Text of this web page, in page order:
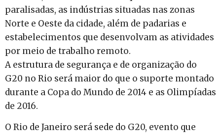
paralisadas, as indústrias situadas nas zonas
Norte e Oeste da cidade, além de padarias e
estabelecimentos que desenvolvam as atividades
por meio de trabalho remoto.
A estrutura de segurança e de organização do
G20 no Rio será maior do que o suporte montado
durante a Copa do Mundo de 2014 e as Olimpíadas
de 2016.
O Rio de Janeiro será sede do G20, evento que